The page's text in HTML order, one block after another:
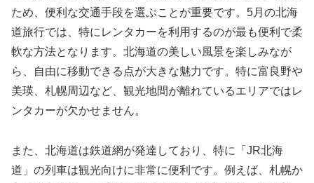
ため、便利な交通手段を選ぶことが重要です。5月の北海
道旅行では、特にレンタカーを利用するのが最も便利で柔
軟な方法となります。北海道の美しい風景を楽しみなが
ら、自由に移動できる点が大きな魅力です。特に富良野や
美瑛、札幌周辺など、観光地間が離れているエリアではレ
ンタカーが欠かせません。
また、北海道は鉄道網が発達しており、特に「JR北海
道」の列車は観光向けに非常に便利です。例えば、札幌か